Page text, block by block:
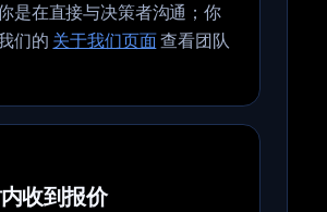
是在直接与决策者沟通；你
们的 关于我们页面查看团队
收到报价